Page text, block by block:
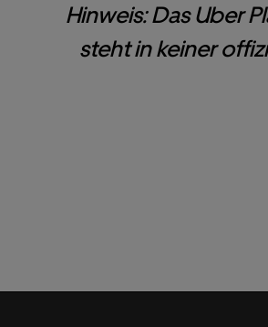
Hinweis: Das Uber
steht in keiner